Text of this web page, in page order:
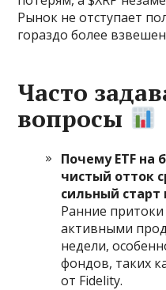
Рынок не отступает
гораздо более
Часто
вопросы
Почему ETF на
чистый отток
сильный старт
Ранние
активными
недели,
фондов, таких
от Fidelity.